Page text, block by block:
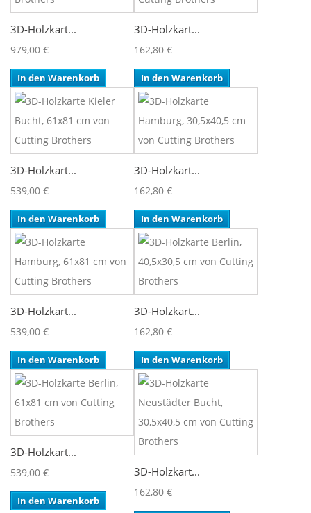
3D-Holzkart...
979,00 €
In den Warenkorb
3D-Holzkart...
162,80 €
In den Warenkorb
3D-Holzkart...
539,00 €
In den Warenkorb
3D-Holzkart...
162,80 €
In den Warenkorb
3D-Holzkart...
539,00 €
In den Warenkorb
3D-Holzkart...
162,80 €
In den Warenkorb
3D-Holzkart...
539,00 €
In den Warenkorb
3D-Holzkart...
162,80 €